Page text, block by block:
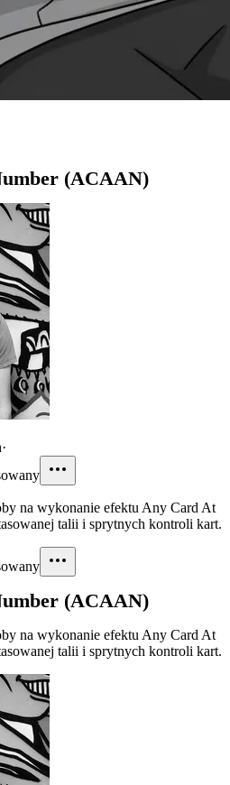
(ACAAN)
·
na wykonanie efektu Any Card At
talii i sprytnych kontroli kart.
(ACAAN)
na wykonanie efektu Any Card At
talii i sprytnych kontroli kart.